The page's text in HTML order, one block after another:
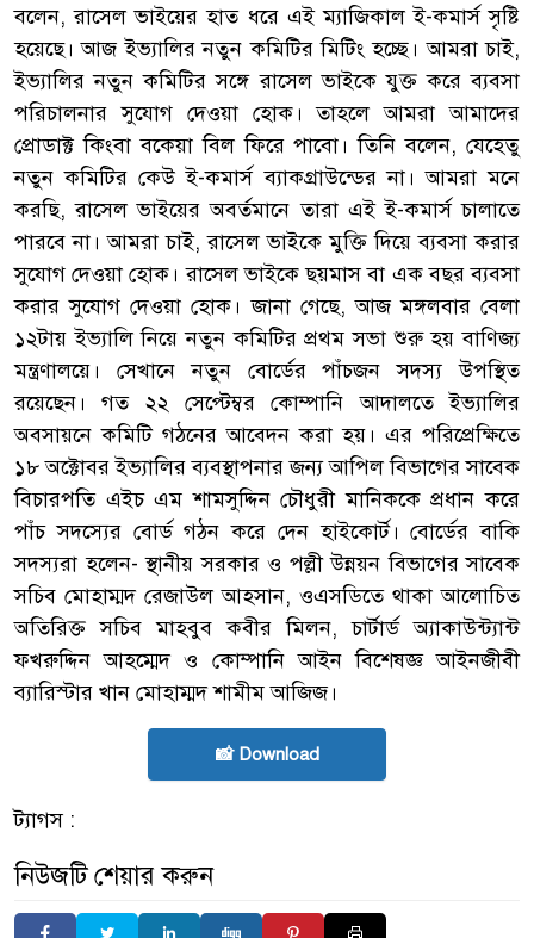
বলেন, রাসেল ভাইয়ের হাত ধরে এই ম্যাজিকাল ই-কমার্স সৃষ্টি
হয়েছে। আজ ইভ্যালির নতুন কমিটির মিটিং হচ্ছে। আমরা চাই,
ইভ্যালির নতুন কমিটির সঙ্গে রাসেল ভাইকে যুক্ত করে ব্যবসা
পরিচালনার সুযোগ দেওয়া হোক। তাহলে আমরা আমাদের
প্রোডাক্ট কিংবা বকেয়া বিল ফিরে পাবো। তিনি বলেন, যেহেতু
নতুন কমিটির কেউ ই-কমার্স ব্যাকগ্রাউন্ডের না। আমরা মনে
করছি, রাসেল ভাইয়ের অবর্তমানে তারা এই ই-কমার্স চালাতে
পারবে না। আমরা চাই, রাসেল ভাইকে মুক্তি দিয়ে ব্যবসা করার
সুযোগ দেওয়া হোক। রাসেল ভাইকে ছয়মাস বা এক বছর ব্যবসা
করার সুযোগ দেওয়া হোক। জানা গেছে, আজ মঙ্গলবার বেলা
১২টায় ইভ্যালি নিয়ে নতুন কমিটির প্রথম সভা শুরু হয় বাণিজ্য
মন্ত্রণালয়ে। সেখানে নতুন বোর্ডের পাঁচজন সদস্য উপস্থিত
রয়েছেন। গত ২২ সেপ্টেম্বর কোম্পানি আদালতে ইভ্যালির
অবসায়নে কমিটি গঠনের আবেদন করা হয়। এর পরিপ্রেক্ষিতে
১৮ অক্টোবর ইভ্যালির ব্যবস্থাপনার জন্য আপিল বিভাগের সাবেক
বিচারপতি এইচ এম শামসুদ্দিন চৌধুরী মানিককে প্রধান করে
পাঁচ সদস্যের বোর্ড গঠন করে দেন হাইকোর্ট। বোর্ডের বাকি
সদস্যরা হলেন- স্থানীয় সরকার ও পল্লী উন্নয়ন বিভাগের সাবেক
সচিব মোহাম্মদ রেজাউল আহসান, ওএসডিতে থাকা আলোচিত
অতিরিক্ত সচিব মাহবুব কবীর মিলন, চার্টার্ড অ্যাকাউন্ট্যান্ট
ফখরুদ্দিন আহম্মেদ ও কোম্পানি আইন বিশেষজ্ঞ আইনজীবী
ব্যারিস্টার খান মোহাম্মদ শামীম আজিজ।
📸 Download
ট্যাগস :
নিউজটি শেয়ার করুন